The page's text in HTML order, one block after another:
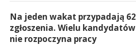
Na jeden wakat przypadają 62
zgłoszenia. Wielu kandydatów
nie rozpoczyna pracy